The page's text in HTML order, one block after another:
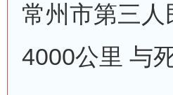
常州市第三
4000公里 与死